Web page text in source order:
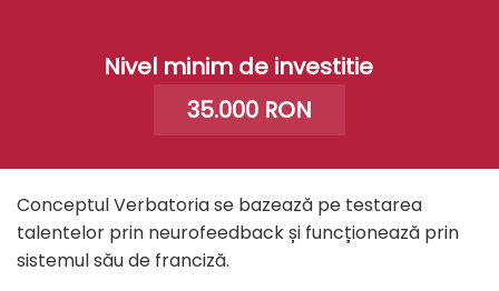
Nivel minim de investitie
35.000 RON
Conceptul Verbatoria se bazează pe testarea
talentelor prin neurofeedback și funcționează prin
sistemul său de franciză.